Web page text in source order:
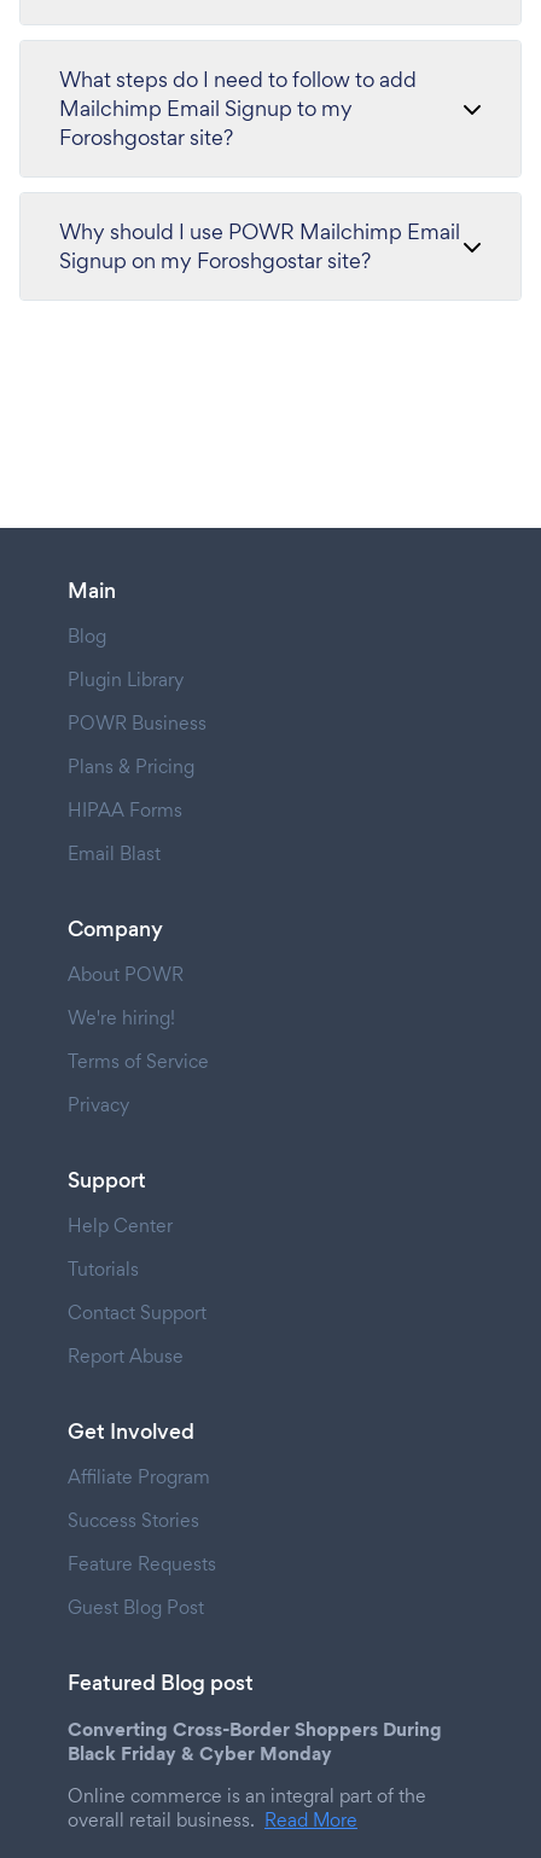
What steps do I need to follow to add
Mailchimp Email Signup to my
Foroshgostar site?
Why should I use POWR Mailchimp Email
Signup on my Foroshgostar site?
Main
Blog
Plugin Library
POWR Business
Plans & Pricing
HIPAA Forms
Email Blast
Company
About POWR
We're hiring!
Terms of Service
Privacy
Support
Help Center
Tutorials
Contact Support
Report Abuse
Get Involved
Affiliate Program
Success Stories
Feature Requests
Guest Blog Post
Featured Blog post
Converting Cross-Border Shoppers During
Black Friday & Cyber Monday
Online commerce is an integral part of the
overall retail business. Read More